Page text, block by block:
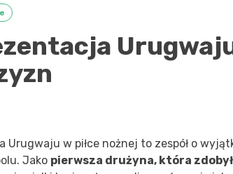
Urugwaju w piłce nożnej to zespół o
Jako pierwsza drużyna, która